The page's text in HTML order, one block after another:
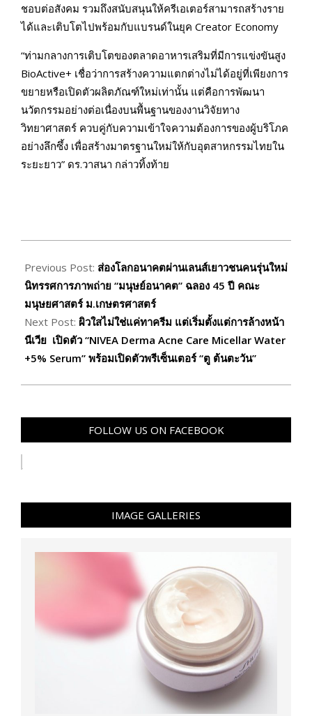
ชอบต่อสังคม รวมถึงสนับสนุนให้ครีเอเตอร์สามารถสร้างราย
ได้และเติบโตไปพร้อมกับแบรนด์ในยุค Creator Economy
“ท่ามกลางการเติบโตของตลาดอาหารเสริมที่มีการแข่งขันสูง
BioActive+ เชื่อว่าการสร้างความแตกต่างไม่ได้อยู่ที่เพียงการ
ขยายหรือเปิดตัวผลิตภัณฑ์ใหม่เท่านั้น แต่คือการพัฒนา
นวัตกรรมอย่างต่อเนื่องบนพืันฐานของงานวิจัยทาง
วิทยาศาสตร์ ควบคู่กับความเข้าใจความต้องการของผู้บริโภค
อย่างลึกซึ้ง เพื่อสร้างมาตรฐานใหม่ให้กับอุตสาหกรรมไทยใน
ระยะยาว” ดร.วาสนา กล่าวทิ้งท้าย
03-
13
Previous Post: ส่องโลกอนาคตผ่านเลนส์เยาวชนคนรุ่นใหม่
นิทรรศการภาพถ่าย “มนุษย์อนาคต” ฉลอง 45 ปี คณะ
มนุษยศาสตร์ ม.เกษตรศาสตร์
Next Post: ผิวใสไม่ใช่แค่ทาครีม แต่เริ่มตั้งแต่การล้างหน้า
นีเวีย เปิดตัว “NIVEA Derma Acne Care Micellar Water
+5% Serum” พร้อมเปิดตัวพรีเซ็นเตอร์ “ตู ต้นตะวัน”
FOLLOW US ON FACEBOOK
IMAGE GALLERIES